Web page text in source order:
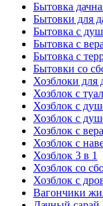
Бытовка
Бытовки для
Бытовка с
Бытовка с
Бытовка с
Бытовки со
Хозблоки для
Хозблок с
Хозблок с
Хозблок с
Хозблок с
Хозблок с
Хозблок 3 в 1
Хозблок со
Хозблок с
Вагончики